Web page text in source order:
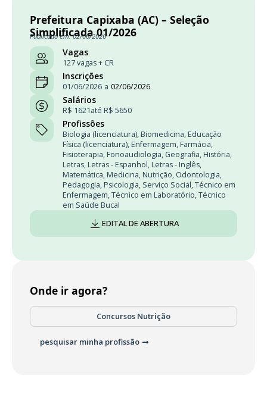
Prefeitura Capixaba (AC) – Seleção
Simplificada 01/2026
Publicado em: 02/06/2026
Vagas
127 vagas + CR
Inscrições
01/06/2026 a 02/06/2026
Salários
R$ 1621até R$ 5650
Profissões
Biologia (licenciatura), Biomedicina, Educação
Física (licenciatura), Enfermagem, Farmácia,
Fisioterapia, Fonoaudiologia, Geografia, História,
Letras, Letras - Espanhol, Letras - Inglês,
Matemática, Medicina, Nutrição, Odontologia,
Pedagogia, Psicologia, Serviço Social,Técnico em
Enfermagem,Técnico em Laboratório,Técnico
em Saúde Bucal
EDITAL DE ABERTURA
Onde ir agora?
Concursos Nutrição
pesquisar minha profissão